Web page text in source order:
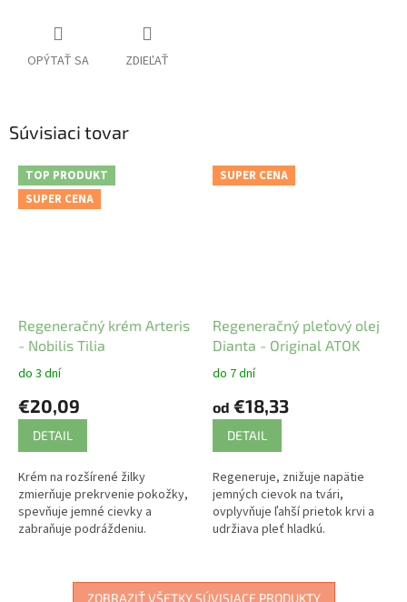
OPÝTAŤ SA ZDIEĽAŤ
Súvisiaci tovar
TOP PRODUKT
SUPER CENA
Regeneračný krém Arteris
- Nobilis Tilia
do 3 dní
€20,09
DETAIL
Krém na rozšírené žilky
zmierňuje prekrvenie pokožky,
spevňuje jemné cievky a
zabraňuje podráždeniu.
SUPER CENA
Regeneračný pleťový olej
Dianta - Original ATOK
do 7 dní
od €18,33
DETAIL
Regeneruje, znižuje napätie
jemných cievok na tvári,
ovplyvňuje ľahší prietok krvi a
udržiava pleť hladkú.
ZOBRAZIŤ VŠETKY SÚVISIACE PRODUKTY